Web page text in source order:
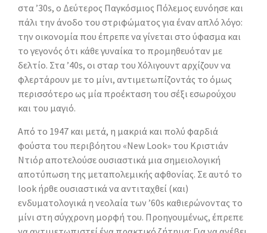
στα ’30s, ο Δεύτερος Παγκόσμιος Πόλεμος ευνόησε και
πάλι την άνοδο του στριφώματος για έναν απλό λόγο:
την οικονομία που έπρεπε να γίνεται στο ύφασμα και
το γεγονός ότι κάθε γυναίκα το προμηθευόταν με
δελτίο. Στα ’40s, οι σταρ του Χόλιγουντ αρχίζουν να
φλερτάρουν με το μίνι, αντιμετωπίζοντάς το όμως
περισσότερο ως μία προέκταση του σέξι εσωρούχου
και του μαγιό.
Από το 1947 και μετά, η μακριά και πολύ φαρδιά
φούστα του περιβόητου «New Look» του Κριστιάν
Ντιόρ αποτελούσε ουσιαστικά μια σημειολογική
αποτύπωση της μεταπολεμικής αφθονίας. Σε αυτό το
look ήρθε ουσιαστικά να αντιταχθεί (και)
ενδυματολογικά η νεολαία των ’60s καθιερώνοντας το
μίνι στη σύγχρονη μορφή του. Προηγουμένως, έπρεπε